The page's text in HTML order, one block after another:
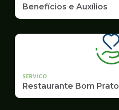
Benefícios e Auxílios
SERVICO
Restaurante Bom Prato